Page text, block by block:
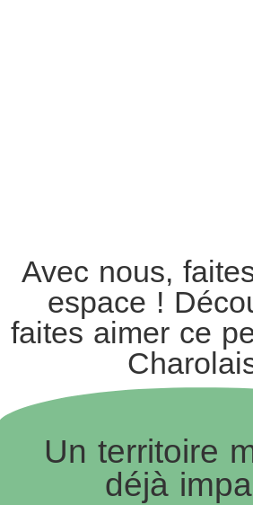
Avec nous,
espace !
faites aimer ce
Un territoire
déjà